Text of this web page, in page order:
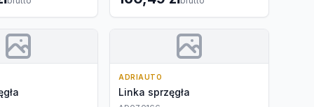
ADRIAUTO
Linka sprzęgła